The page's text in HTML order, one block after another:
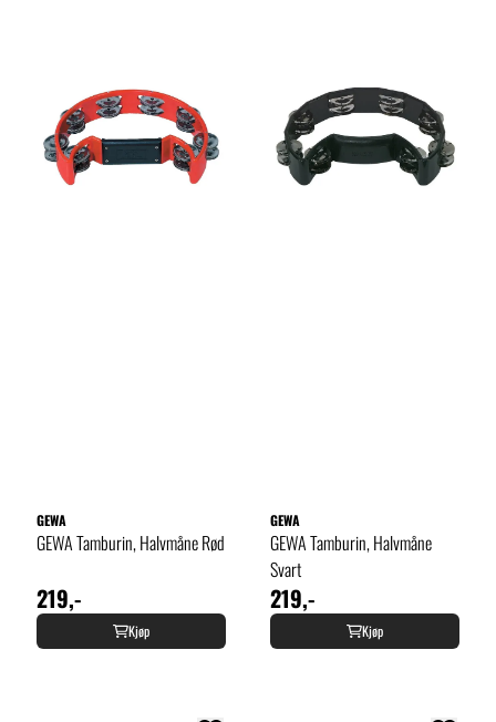
GEWA
GEWA Tamburin, Halvmåne Rød
219,-
Kjøp
GEWA
GEWA Tamburin, Halvmåne
Svart
219,-
Kjøp